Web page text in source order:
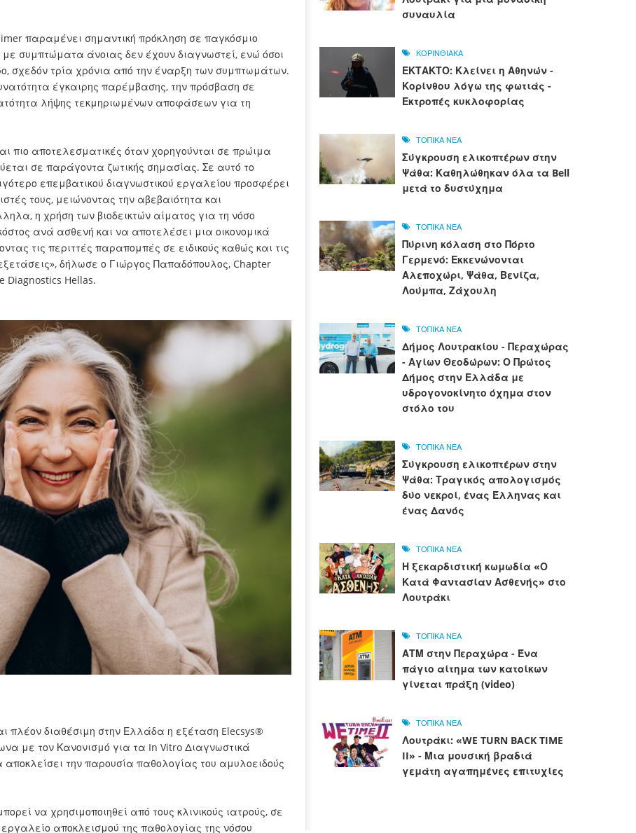
παραμένει σημαντική πρόκληση σε παγκόσμιο
συμπτώματα άνοιας δεν έχουν διαγνωστεί, ενώ όσοι
σχεδόν τρία χρόνια από την έναρξη των συμπτωμάτων.
έγκαιρης παρέμβασης, την πρόσβαση σε
λήψης τεκμηριωμένων αποφάσεων για τη
πιο αποτελεσματικές όταν χορηγούνται σε πρώιμα
σε παράγοντα ζωτικής σημασίας. Σε αυτό το
επεμβατικού διαγνωστικού εργαλείου προσφέρει
τους, μειώνοντας την αβεβαιότητα και
η χρήση των βιοδεικτών αίματος για τη νόσο
ανά ασθενή και να αποτελέσει μια οικονομικά
τις περιττές παραπομπές σε ειδικούς καθώς και τις
δήλωσε ο Γιώργος Παπαδόπουλος, Chapter
Diagnostics Hellas.
πλέον διαθέσιμη στην Ελλάδα η εξέταση Elecsys®
με τον Κανονισμό για τα In Vitro Διαγνωστικά
αποκλείσει την παρουσία παθολογίας του αμυλοειδούς
να χρησιμοποιηθεί από τους κλινικούς ιατρούς, σε
αποκλεισμού της παθολογίας της νόσου
συναυλία
ΚΟΡΙΝΘΙΑΚΑ
ΕΚΤΑΚΤΟ: Κλείνει η Αθηνών -
Κορίνθου λόγω της φωτιάς -
Εκτροπές κυκλοφορίας
ΤΟΠΙΚΑ ΝΕΑ
Σύγκρουση ελικοπτέρων στην
Ψάθα: Καθηλώθηκαν όλα τα Bell
μετά το δυστύχημα
ΤΟΠΙΚΑ ΝΕΑ
Πύρινη κόλαση στο Πόρτο
Γερμενό: Εκκενώνονται
Αλεποχώρι, Ψάθα, Βενίζα,
Λούμπα, Ζάχουλη
ΤΟΠΙΚΑ ΝΕΑ
Δήμος Λουτρακίου - Περαχώρας
- Αγίων Θεοδώρων: Ο Πρώτος
Δήμος στην Ελλάδα με
υδρογονοκίνητο όχημα στον
στόλο του
ΤΟΠΙΚΑ ΝΕΑ
Σύγκρουση ελικοπτέρων στην
Ψάθα: Τραγικός απολογισμός
δύο νεκροί, ένας Έλληνας και
ένας Δανός
ΤΟΠΙΚΑ ΝΕΑ
Η ξεκαρδιστική κωμωδία «Ο
Κατά Φαντασίαν Ασθενής» στο
Λουτράκι
ΤΟΠΙΚΑ ΝΕΑ
ΑΤΜ στην Περαχώρα - Ένα
πάγιο αίτημα των κατοίκων
γίνεται πράξη (video)
ΤΟΠΙΚΑ ΝΕΑ
Λουτράκι: «WE TURN BACK TIME
II» - Μια μουσική βραδιά
γεμάτη αγαπημένες επιτυχίες